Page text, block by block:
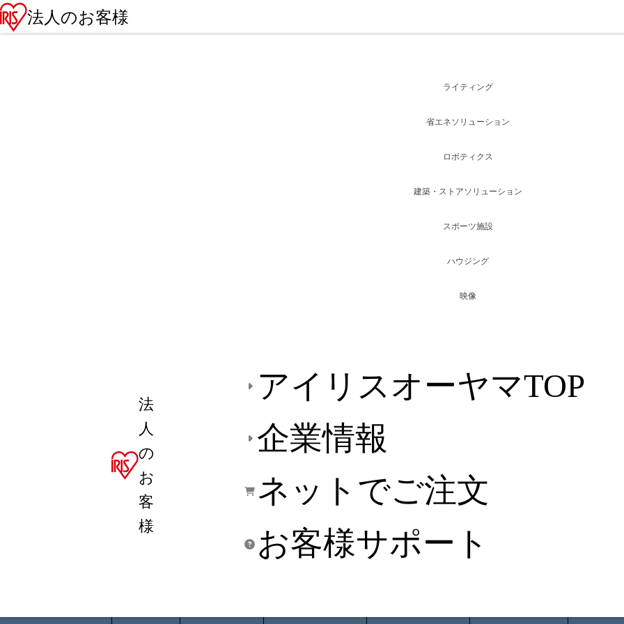
法人のお客様
法
人
の
お
客
様
アイリスオーヤマTOP
企業情報
ネットでご注文
お客様サポート
ライティング
省エネソリューション
ロボティクス
建築・ストアソリューション
スポーツ施設
ハウジング
映像